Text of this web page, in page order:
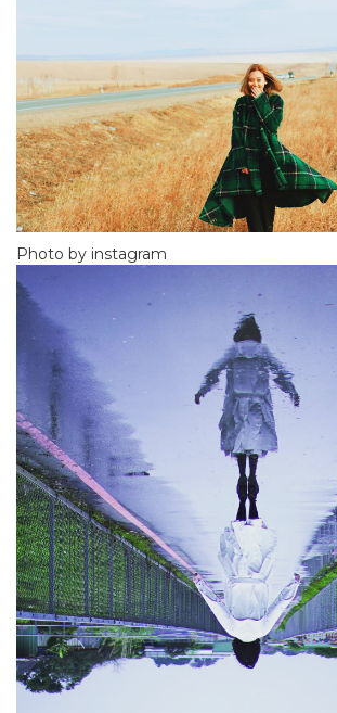
Photo by instagram